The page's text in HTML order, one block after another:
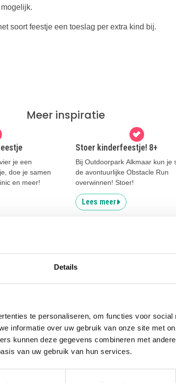
Details
te personaliseren, om functies voor social
informatie over uw gebruik van onze site met
kunnen deze gegevens combineren met
van uw gebruik van hun services.
soort feestje een toeslag per extra kind bij.
Meer inspiratie
je een
doe je samen
en meer!
Stoer kinderfeestje! 8+
Bij Outdoorpark Alkmaar kun je
de avontuurlijke Obstacle Run
overwinnen! Stoer!
Lees meer
Uitgelicht